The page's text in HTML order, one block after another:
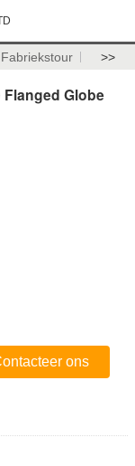
Fabriekstour >>
Flanged Globe
ons